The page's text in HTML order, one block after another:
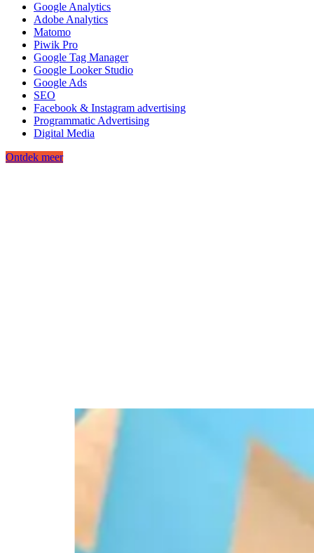
Google Analytics
Adobe Analytics
Matomo
Piwik Pro
Google Tag Manager
Google Looker Studio
Google Ads
SEO
Facebook & Instagram advertising
Programmatic Advertising
Digital Media
Ontdek meer